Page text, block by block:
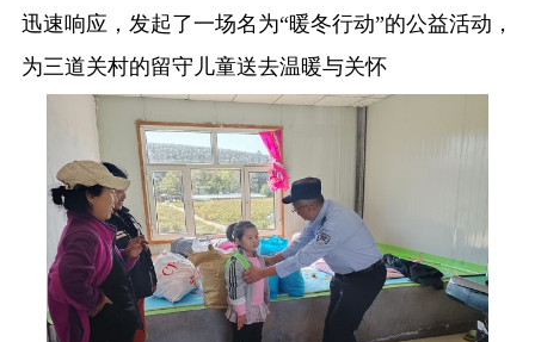
迅速响应，发起了一场名为“暖冬行动”的公益活动，
为三道关村的留守儿童送去温暖与关怀